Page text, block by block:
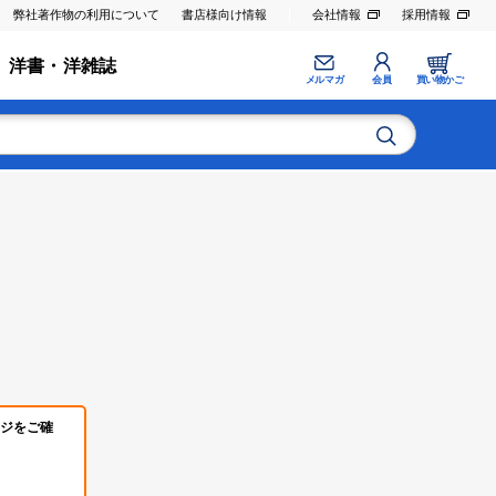
弊社著作物の利用について 書店様向け情報 会社情報 採用情報
洋書・洋雑誌
メルマガ 会員 買い物かご
をご確